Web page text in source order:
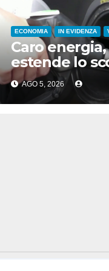
ECONOMIA IN EVIDENZA
Caro
estende lo
AGO 5, 2026